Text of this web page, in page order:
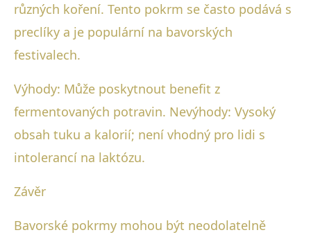
různých koření. Tento pokrm se často podává s
preclíky a je populární na bavorských
festivalech.
Výhody: Může poskytnout benefit z
fermentovaných potravin. Nevýhody: Vysoký
obsah tuku a kalorií; není vhodný pro lidi s
intolerancí na laktózu.
Závěr
Bavorské pokrmy mohou být neodolatelně